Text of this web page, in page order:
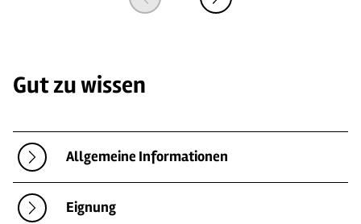
Gut zu wissen
Allgemeine Informationen
Eignung